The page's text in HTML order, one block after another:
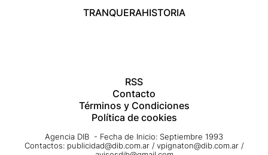
TRANQUERAHISTORIA
RSS
Contacto
Términos y Condiciones
Política de cookies
Agencia DIB - Fecha de Inicio: Septiembre 1993
Contactos: publicidad@dib.com.ar / vpignaton@dib.com.ar /